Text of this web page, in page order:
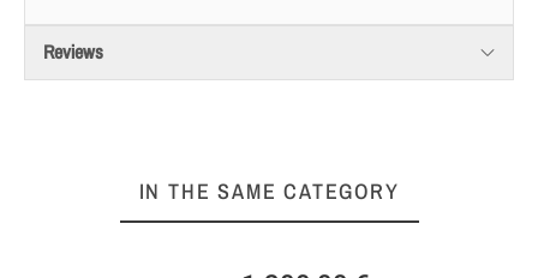
Reviews
IN THE SAME CATEGORY